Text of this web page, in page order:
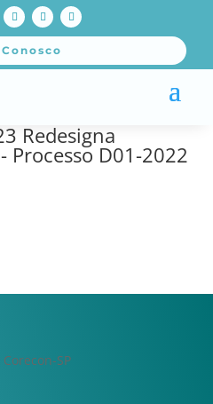
Redesigna
Processo D01-2022